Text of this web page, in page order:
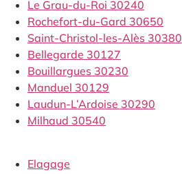
Le Grau-du-Roi 30240
Rochefort-du-Gard 30650
Saint-Christol-les-Alès 30380
Bellegarde 30127
Bouillargues 30230
Manduel 30129
Laudun-L’Ardoise 30290
Milhaud 30540
Elagage